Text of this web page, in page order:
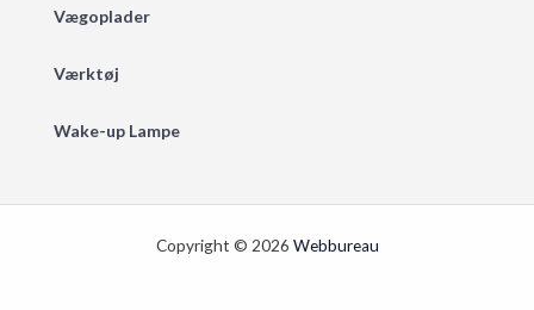
Vægoplader
Værktøj
Wake-up Lampe
Copyright © 2026 Webbureau